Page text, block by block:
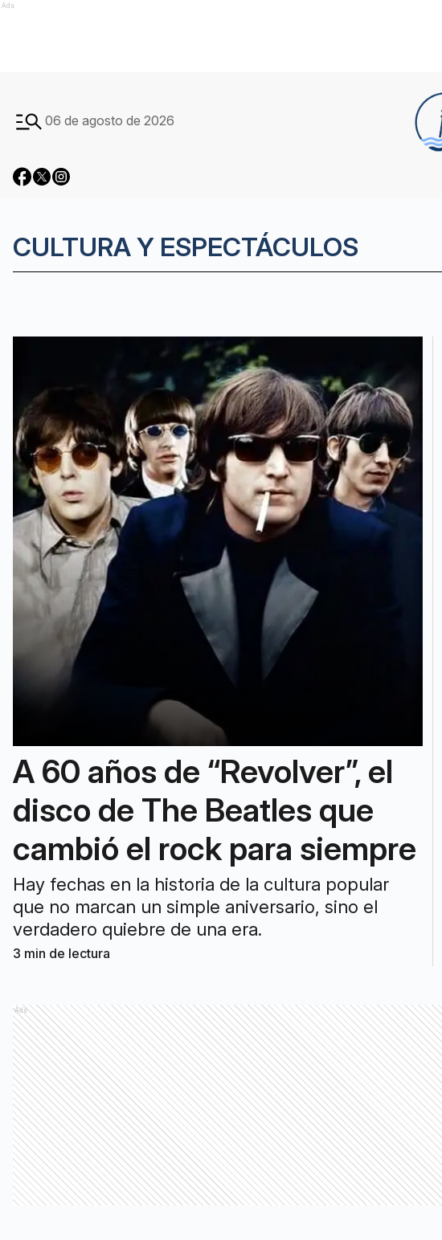
Ads
06 de agosto de 2026
CULTURA Y ESPECTÁCULOS
A 60 años de “Revolver”, el
disco de The Beatles que
cambió el rock para siempre
Hay fechas en la historia de la cultura popular
que no marcan un simple aniversario, sino el
verdadero quiebre de una era.
3 min de lectura
Ads